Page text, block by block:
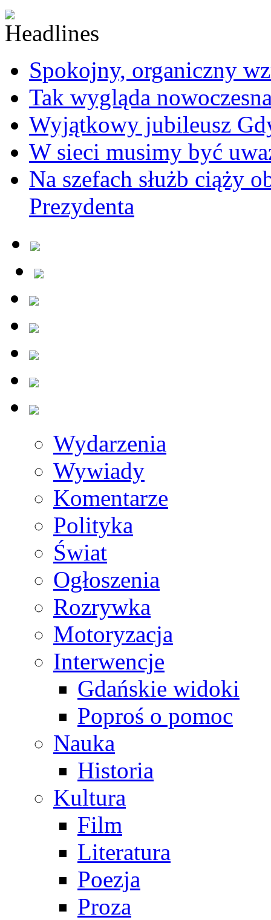
Spokojny, organiczny
Tak wygląda
Wyjątkowy jubileusz
W sieci musimy być
Na szefach służb ciąży
Prezydenta
Wydarzenia
Wywiady
Komentarze
Polityka
Świat
Ogłoszenia
Rozrywka
Motoryzacja
Interwencje
Gdańskie widoki
Poproś o pomoc
Nauka
Historia
Kultura
Film
Literatura
Poezja
Proza